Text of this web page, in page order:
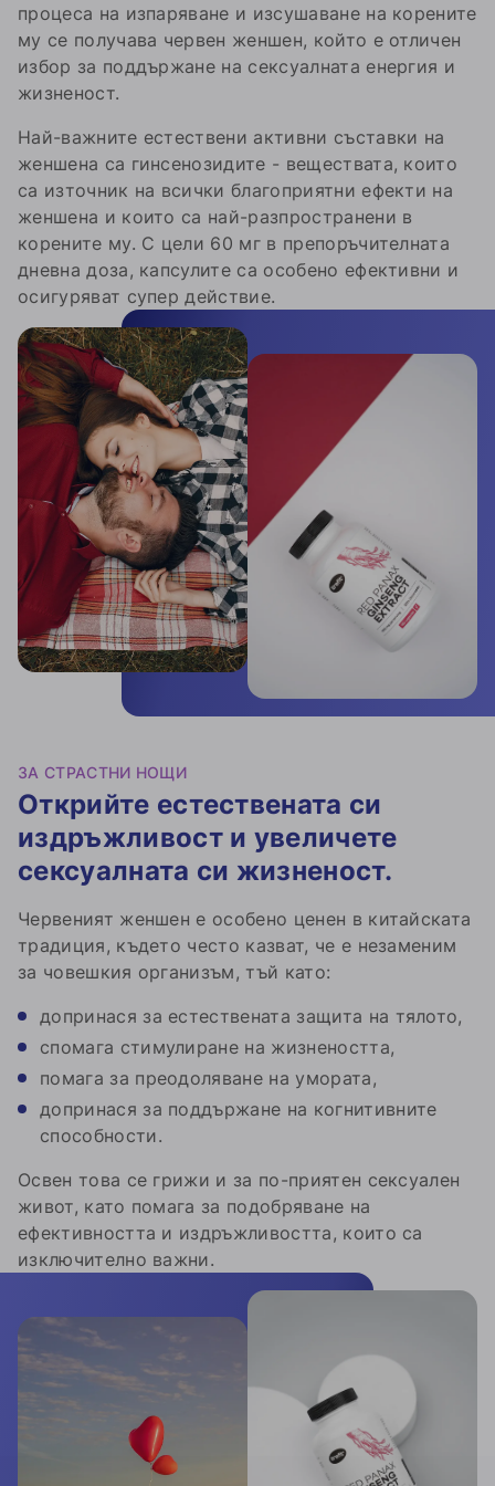
процеса на изпаряване и изсушаване на корените
му се получава червен женшен, който е отличен
избор за поддържане на сексуалната енергия и
жизненост.
Най-важните естествени активни съставки на
женшена са гинсенозидите - веществата, които
са източник на всички благоприятни ефекти на
женшена и които са най-разпространени в
корените му. С цели 60 мг в препоръчителната
дневна доза, капсулите са особено ефективни и
осигуряват супер действие.
ЗА СТРАСТНИ НОЩИ
Открийте естествената си
издръжливост и увеличете
сексуалната си жизненост.
Червеният женшен е особено ценен в китайската
традиция, където често казват, че е незаменим
за човешкия организъм, тъй като:
допринася за естествената защита на тялото,
спомага стимулиране на жизнеността,
помага за преодоляване на умората,
допринася за поддържане на когнитивните
способности.
Освен това се грижи и за по-приятен сексуален
живот, като помага за подобряване на
ефективността и издръжливостта, които са
изключително важни.